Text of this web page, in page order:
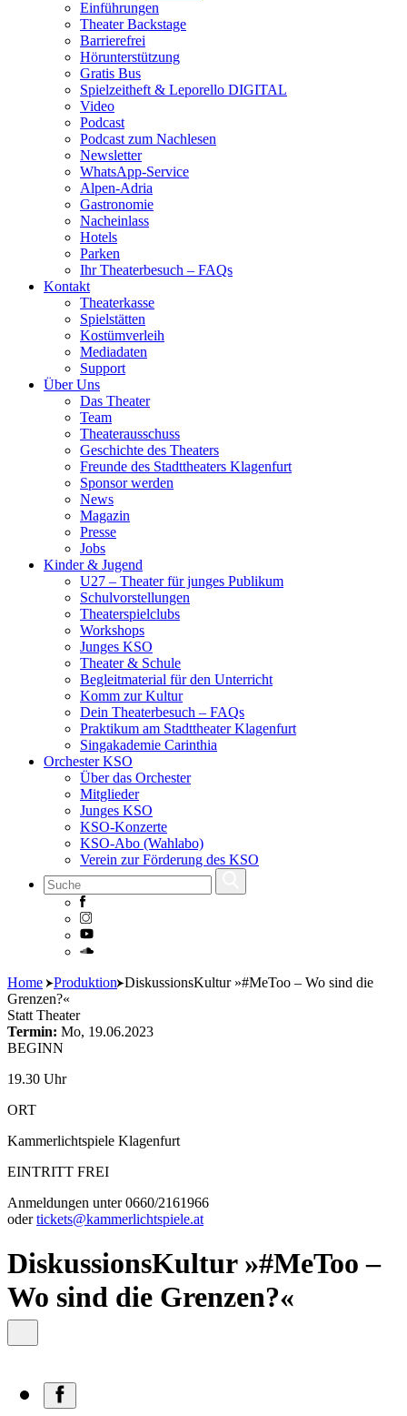
Einführungen
Theater Backstage
Barrierefrei
Hörunterstützung
Gratis Bus
Spielzeitheft & Leporello DIGITAL
Video
Podcast
Podcast zum Nachlesen
Newsletter
WhatsApp-Service
Alpen-Adria
Gastronomie
Nacheinlass
Hotels
Parken
Ihr Theaterbesuch – FAQs
Kontakt
Theaterkasse
Spielstätten
Kostümverleih
Mediadaten
Support
Über Uns
Das Theater
Team
Theaterausschuss
Geschichte des Theaters
Freunde des Stadttheaters Klagenfurt
Sponsor werden
News
Magazin
Presse
Jobs
Kinder & Jugend
U27 – Theater für junges Publikum
Schulvorstellungen
Theaterspielclubs
Workshops
Junges KSO
Theater & Schule
Begleitmaterial für den Unterricht
Komm zur Kultur
Dein Theaterbesuch – FAQs
Praktikum am Stadttheater Klagenfurt
Singakademie Carinthia
Orchester KSO
Über das Orchester
Mitglieder
Junges KSO
KSO-Konzerte
KSO-Abo (Wahlabo)
Verein zur Förderung des KSO
Skip
to
content
Home Produktion DiskussionsKultur »#MeToo – Wo sind die
Grenzen?«
Statt Theater
Termin: Mo, 19.06.2023
BEGINN
19.30 Uhr
ORT
Kammerlichtspiele Klagenfurt
EINTRITT FREI
Anmeldungen unter 0660/2161966
odertickets@kammerlichtspiele.at
DiskussionsKultur »#MeToo –
Wo sind die Grenzen?«